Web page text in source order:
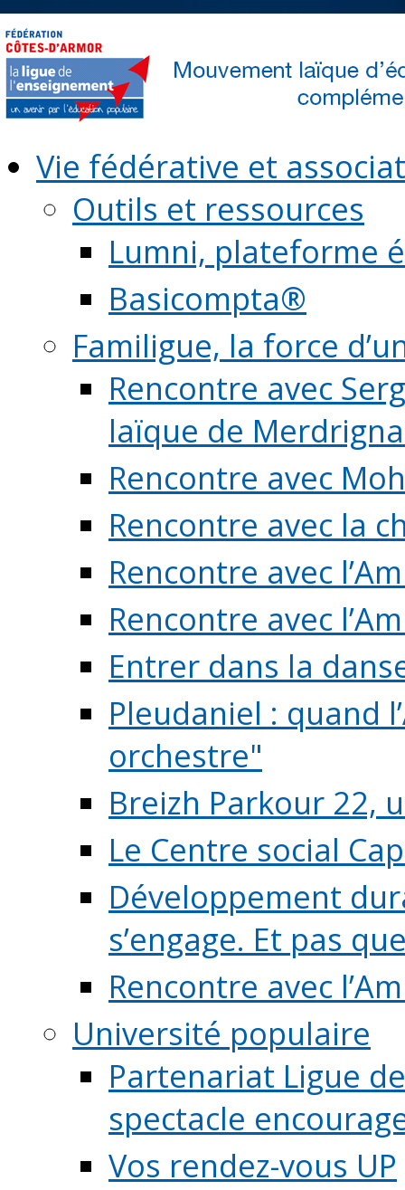
Vie fédérative et
Outils et ressources
Lumni, plateforme
Basicompta®
Familigue, la force
Rencontre avec
laïque de
Rencontre avec
Rencontre avec la
Rencontre avec
Rencontre avec
Entrer dans la
Pleudaniel : quand
orchestre"
Breizh Parkour 22,
Le Centre social
Développement
s’engage. Et pas
Rencontre avec
Université populaire
Partenariat Ligue
spectacle
Vos rendez-vous UP